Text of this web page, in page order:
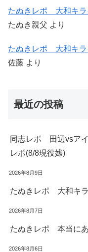
たぬきレポ 大和キ
たぬき親父 より
たぬきレポ 大和キ
佐藤 より
最近の投稿
同志レポ 田辺vsア
レポ(8/8現役嬢)
2026年8月9日
たぬきレポ 大和キ
2026年8月7日
たぬきレポ 本当に
2026年8月6日